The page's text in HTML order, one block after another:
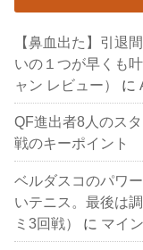
【鼻血出た】引退
いの１つが早くも
ャン レビュー）
に
QF進出者8人のス
戦のキーポイント
ベルダスコのパワ
いテニス。最後は
ミ3回戦）
に マイ